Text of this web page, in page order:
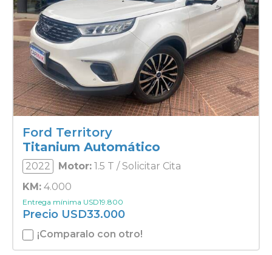
Ford Territory
Titanium Automático
2022 Motor: 1.5 T / Solicitar Cita
KM: 4.000
Entrega mínima USD19.800
Precio USD33.000
¡Comparalo con otro!